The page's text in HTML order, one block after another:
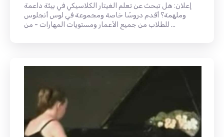
إعلان: هل تبحث عن تعلم الغيتار الكلاسيكي في بيئة داعمة
وملهمة؟ أقدم دروسًا خاصة ومجموعة في لوس أنجلوس
للطلاب من جميع الأعمار ومستويات المهارات - من ...